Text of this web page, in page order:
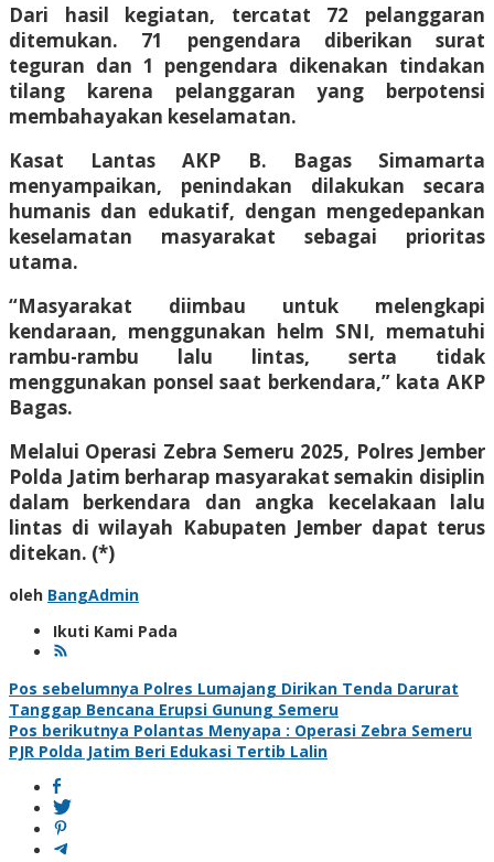
Dari hasil kegiatan, tercatat 72 pelanggaran
ditemukan. 71 pengendara diberikan surat
teguran dan 1 pengendara dikenakan tindakan
tilang karena pelanggaran yang berpotensi
membahayakan keselamatan.
Kasat Lantas AKP B. Bagas Simamarta
menyampaikan, penindakan dilakukan secara
humanis dan edukatif, dengan mengedepankan
keselamatan masyarakat sebagai prioritas
utama.
“Masyarakat diimbau untuk melengkapi
kendaraan, menggunakan helm SNI, mematuhi
rambu-rambu lalu lintas, serta tidak
menggunakan ponsel saat berkendara,” kata AKP
Bagas.
Melalui Operasi Zebra Semeru 2025, Polres Jember
Polda Jatim berharap masyarakat semakin disiplin
dalam berkendara dan angka kecelakaan lalu
lintas di wilayah Kabupaten Jember dapat terus
ditekan. (*)
oleh BangAdmin
Ikuti Kami Pada
Navigasi
pos
Pos sebelumnya Polres Lumajang Dirikan Tenda Darurat
Tanggap Bencana Erupsi Gunung Semeru
Pos berikutnya Polantas Menyapa : Operasi Zebra Semeru
PJR Polda Jatim Beri Edukasi Tertib Lalin